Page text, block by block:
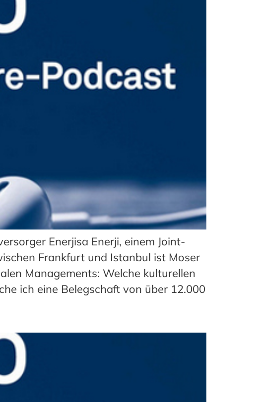
Enerjisa Enerji, einem Joint-
Frankfurt und Istanbul ist Moser
Managements: Welche kulturellen
ich eine Belegschaft von über 12.000